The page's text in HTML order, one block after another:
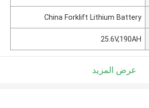
China Forklift Lithium Battery
25.6V,190AH
عرض المزيد